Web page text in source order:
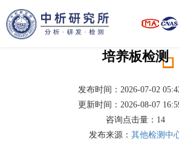
培养板检测
发布时间：2026-07-02
更新时间：2026-08-07
咨询点击量： 14
发布来源： 其他检测中